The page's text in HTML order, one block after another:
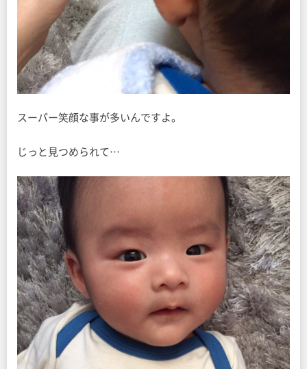
スーパー笑顔な事が多いんですよ。
じっと見つめられて…